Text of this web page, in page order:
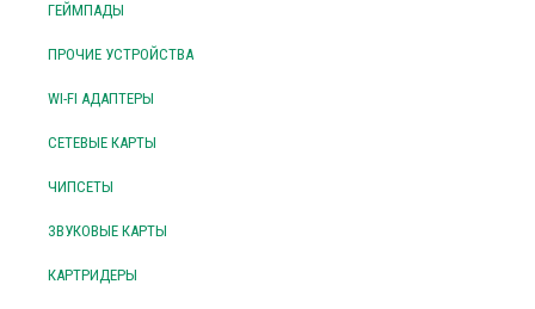
ГЕЙМПАДЫ
ПРОЧИЕ УСТРОЙСТВА
WI-FI АДАПТЕРЫ
СЕТЕВЫЕ КАРТЫ
ЧИПСЕТЫ
ЗВУКОВЫЕ КАРТЫ
КАРТРИДЕРЫ